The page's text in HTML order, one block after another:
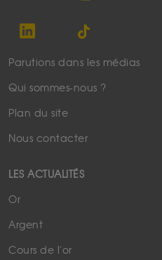
Parutions dans les médias
Qui sommes-nous ?
Plan du site
Nous contacter
LES ACTUALITÉS
Or
Argent
Cours de l'or